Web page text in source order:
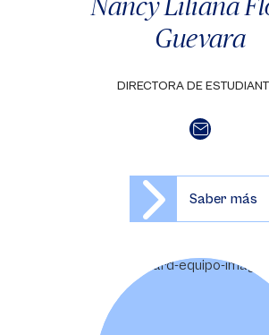
Guevara
DIRECTORA DE
Saber más